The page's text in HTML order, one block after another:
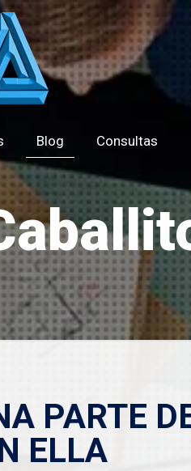
Blog Consultas
PARTE
ELLA